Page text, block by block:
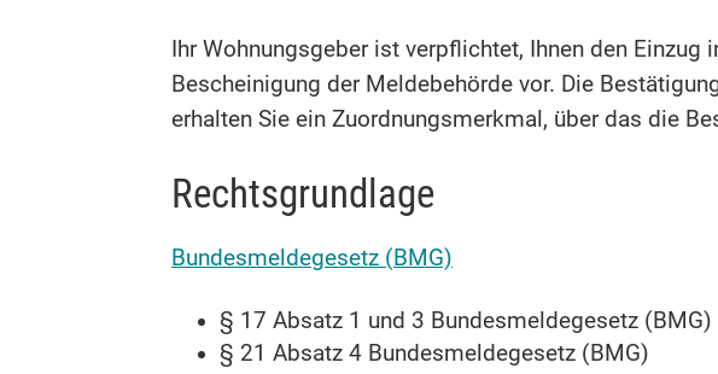
Ihr Wohnungsgeber ist verpflichtet, Ihnen den
Bescheinigung der Meldebehörde vor. Die
erhalten Sie ein Zuordnungsmerkmal, über das die
Rechtsgrundlage
Bundesmeldegesetz (BMG)
§ 17 Absatz 1 und 3 Bundesmeldegesetz (BMG)
§ 21 Absatz 4 Bundesmeldegesetz (BMG)